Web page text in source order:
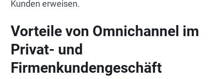
Kunden erweisen.
Vorteile von Omnichannel im
Privat- und
Firmenkundengeschäft